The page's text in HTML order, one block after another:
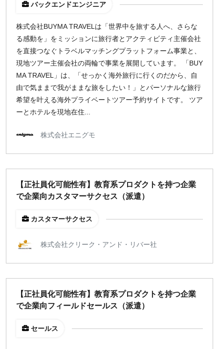
バックエンドエンジニア
株式会社BUYMA TRAVELは「世界中を旅する人へ、さらな
る感動を」をミッションに旅行者とアクティビティ主催会社
を直接つなぐトラベルマッチングプラットフォーム事業と、
現地ツアー主催会社の両輪で事業を展開しています。 「BUY
MA TRAVEL」は、「せっかく海外旅行に行くのだから、自
由で気ままで我がままな旅をしたい！」とパーソナルな旅行
希望を叶える海外プライベートツアー予約サイトです。 ツア
ーとホテルを現地在住...
株式会社エニグモ
【正社員化可能性有】教育系プロダクトを持つ企業
で企業向カスタマーサクセス（派遣）
カスタマーサクセス
株式会社クリーク・アンド・リバー社
【正社員化可能性有】教育系プロダクトを持つ企業
で企業向フィールドセールス（派遣）
セールス